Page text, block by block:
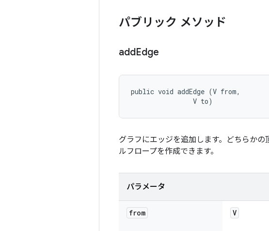
パブリック メソッド
addEdge
public void addEdge (V from,
                V to)
グラフにエッジを追加します。どちらか
ルフロープを作成できます。
パラメータ
from V